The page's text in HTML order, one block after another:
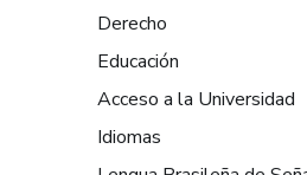
Derecho
Educación
Acceso a la Universidad
Idiomas